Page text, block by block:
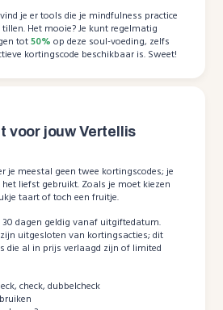
je er tools die je mindfulness practice
Het mooie? Je kunt regelmatig
tot50% op deze soul-voeding, zelfs
kortingscode beschikbaar is. Sweet!
voor jouw Vertellis
je meestal geen twee kortingscodes; je
liefst gebruikt. Zoals je moet kiezen
taart of toch een fruitje.
30 dagen geldig vanaf uitgiftedatum.
uitgesloten van kortingsacties; dit
die al in prijs verlaagd zijn of limited
check, dubbelcheck